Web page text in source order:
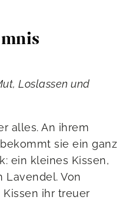
Loslassen und
alles. An ihrem
sie ein ganz
ein kleines Kissen,
Von
Kissen ihr treuer